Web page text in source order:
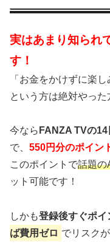
実はあまり知られ
す！
「お金をかけずに楽
という方は絶対やった
今なら FANZA TVの
で、 550円分のポイン
このポイントで話題の
ット可能です！
しかも登録後すぐポイ
ば費用ゼロ でリスク